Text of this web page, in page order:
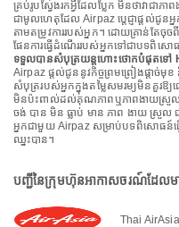
គ្រប់រូបស្វែងរកអ្វីដែលប្លែក មិនថាវាជ
ជាមូលហេតុដែល Airpaz ប្តេជ្ញាផ្តល់ជូ
តាមតម្រូវការរបស់អ្នក។ ដោយគ្រាន់តែចុ
ផែនការធ្វើដំណើររបស់អ្នកទៅជាបទពិសោធ
ទទួលបានសំបុត្រយន្តហោះថោកបំផុតទៅ
Airpaz ផ្តល់ជូននូវកិច្ចព្រមព្រៀងផ្តាច់
សំបុត្ររបស់អ្នកក្នុងតម្លៃសមរម្យមិនគួរឱ្
មិនប៉ះពាល់ដល់គុណភាពឬភាពងាយស្រួល
ចង់ បាន មិន ធ្លាប់ មាន ភាព ងាយ ស្រួល
អ្នកជាមួយ Airpaz សម្រាប់បទពិសោធន៍ធ្
ឈ្នះបាន។
បញ្ជីនៃក្រុមហ៊ុនអាកាសចរណ៍ដែល
Thai AirAsia